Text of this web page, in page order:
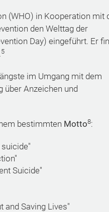
(WHO) in Kooperation mit
den Welttag der
Day) eingeführt. Er
5
im Umgang mit dem
über Anzeichen und
bestimmten Motto8:
Suicide"
and Saving Lives"